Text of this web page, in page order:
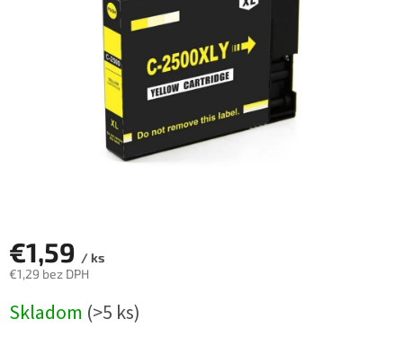
€1,59 / ks
€1,29 bez DPH
cena:
Skladom (>5 ks)